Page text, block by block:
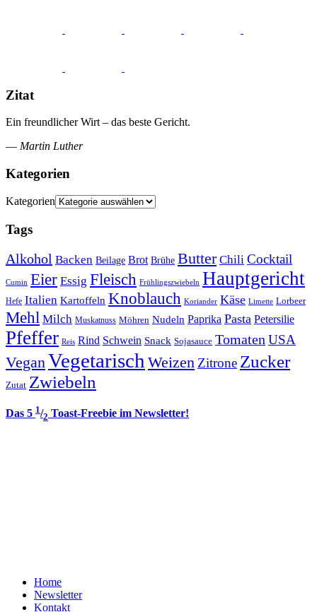
Zitat
Ein freundlicher Wirt – das beste Gericht.
— Martin Luther
Kategorien
Kategorien
Tags
Alkohol Backen Beilage Brot Brühe Butter Chili Cocktail
Cumin Eier Essig Fleisch Frühlingszwiebeln Hauptgericht
Hefe Italien Kartoffeln Knoblauch Koriander Käse Limette Lorbeer
Mehl Milch Muskatnuss Möhren Nudeln Paprika Pasta Petersilie
Pfeffer Reis Rind Schwein Snack Sojasauce Tomaten USA
VeganVegetarisch Weizen Zitrone Zucker
Zutat Zwiebeln
Das 5 1/2 Toast-Freebie im Newsletter!
Home
Newsletter
Kontakt